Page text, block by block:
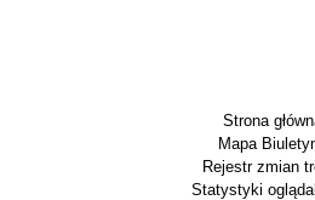
Strona
Mapa
Rejestr zmian
Statystyki